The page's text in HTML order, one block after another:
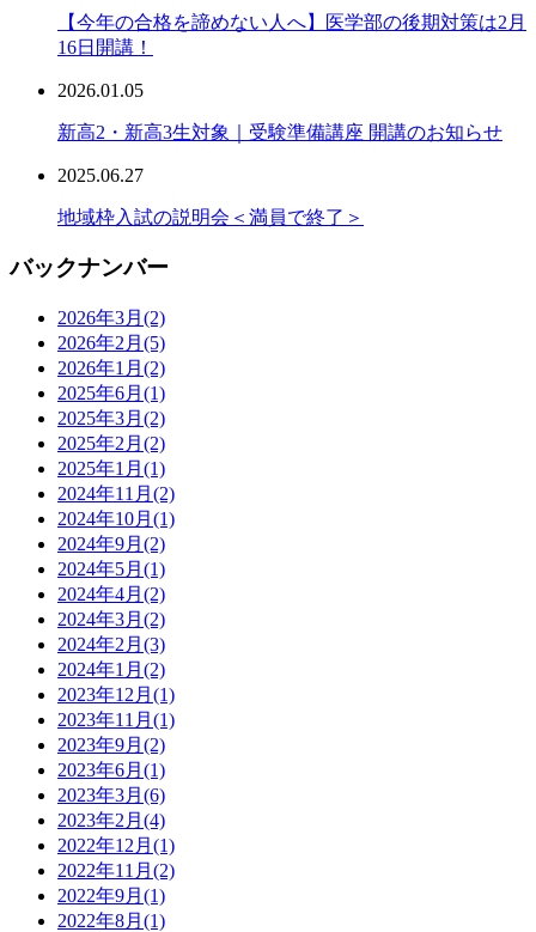
【今年の合格を諦めない人へ】医学部の後期対策は2月
16日開講！
2026.01.05
新高2・新高3生対象｜受験準備講座 開講のお知らせ
2025.06.27
地域枠入試の説明会＜満員で終了＞
バックナンバー
2026年3月 (2)
2026年2月 (5)
2026年1月 (2)
2025年6月 (1)
2025年3月 (2)
2025年2月 (2)
2025年1月 (1)
2024年11月 (2)
2024年10月 (1)
2024年9月 (2)
2024年5月 (1)
2024年4月 (2)
2024年3月 (2)
2024年2月 (3)
2024年1月 (2)
2023年12月 (1)
2023年11月 (1)
2023年9月 (2)
2023年6月 (1)
2023年3月 (6)
2023年2月 (4)
2022年12月 (1)
2022年11月 (2)
2022年9月 (1)
2022年8月 (1)